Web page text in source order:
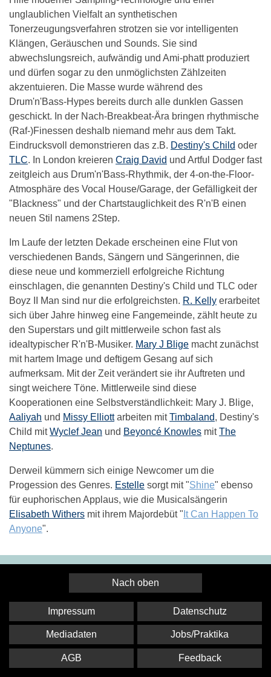
unglaublichen Vielfalt an synthetischen
Tonerzeugungsverfahren strotzen sie vor intelligenten
Klängen, Geräuschen und Sounds. Sie sind
abwechslungsreich, aufwändig und Ami-phatt produziert
und dürfen sogar zu den unmöglichsten Zählzeiten
akzentuieren. Die Masse wurde während des
Drum'n'Bass-Hypes bereits durch alle dunklen Gassen
geschickt. In der Nach-Breakbeat-Ära bringen rhythmische
(Raf-)Finessen deshalb niemand mehr aus dem Takt.
Eindrucksvoll demonstrieren das z.B. Destiny's Child oder
TLC. In London kreieren Craig David und Artful Dodger fast
zeitgleich aus Drum'n'Bass-Rhythmik, der 4-on-the-Floor-
Atmosphäre des Vocal House/Garage, der Gefälligkeit der
"Blackness" und der Chartstauglichkeit des R'n'B einen
neuen Stil namens 2Step.
Im Laufe der letzten Dekade erscheinen eine Flut von
verschiedenen Bands, Sängern und Sängerinnen, die
diese neue und kommerziell erfolgreiche Richtung
einschlagen, die genannten Destiny's Child und TLC oder
Boyz II Man sind nur die erfolgreichsten. R. Kelly erarbeitet
sich über Jahre hinweg eine Fangemeinde, zählt heute zu
den Superstars und gilt mittlerweile schon fast als
idealtypischer R'n'B-Musiker. Mary J Blige macht zunächst
mit hartem Image und deftigem Gesang auf sich
aufmerksam. Mit der Zeit verändert sie ihr Auftreten und
singt weichere Töne. Mittlerweile sind diese
Kooperationen eine Selbstverständlichkeit: Mary J. Blige,
Aaliyah und Missy Elliottarbeiten mitTimbaland, Destiny's
Child mitWyclef Jean und Beyoncé Knowles mitThe
Neptunes.
Derweil kümmern sich einige Newcomer um die
Progession des Genres. Estelle sorgt mit "Shine" ebenso
für euphorischen Applaus, wie die Musicalsängerin
Elisabeth Withers mit ihrem Majordebüt " It Can Happen To
Anyone".
Nach oben
Impressum Datenschutz
Mediadaten Jobs/Praktika
AGB Feedback